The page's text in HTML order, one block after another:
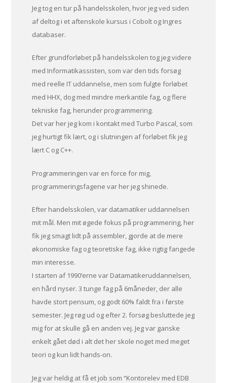
Jeg tog en tur på handelsskolen, hvor jeg ved siden
af deltog i et aftenskole kursus i Cobolt og Ingres
databaser.
Efter grundforløbet på handelsskolen tog jeg videre
med Informatikassisten, som var den tids forsøg
med reelle IT uddannelse, men som fulgte forløbet
med HHX, dog med mindre merkantile fag, og flere
tekniske fag, herunder programmering.
Det var her jeg kom i kontakt med Turbo Pascal, som
jeg hurtigt fik lært, og i slutningen af forløbet fik jeg
lært C og C++.
Programmeringen var en force for mig,
programmeringsfagene var her jeg shinede.
Efter handelsskolen, var datamatiker uddannelsen
mit mål. Men mit øgede fokus på programmering, her
fik jeg smagt lidt på assembler, gjorde at de mere
økonomiske fag og teoretiske fag, ikke rigtig fangede
min interesse.
I starten af 1990’erne var Datamatikeruddannelsen,
en hård nyser. 3 tunge fag på 6måneder, der alle
havde stort pensum, og godt 60% faldt fra i første
semester. Jeg røg ud og efter 2. forsøg besluttede jeg
mig for at skulle gå en anden vej. Jeg var ganske
enkelt gået død i alt det her skole noget med meget
teori og kun lidt hands-on.
Jeg var heldig at få et job som “Kontorelev med EDB